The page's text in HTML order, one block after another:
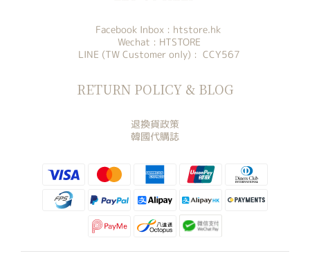
Facebook Inbox : htstore.hk
Wechat : HTSTORE
LINE (TW Customer only) : CCY567
RETURN POLICY & BLOG
退換貨政策
韓國代購誌